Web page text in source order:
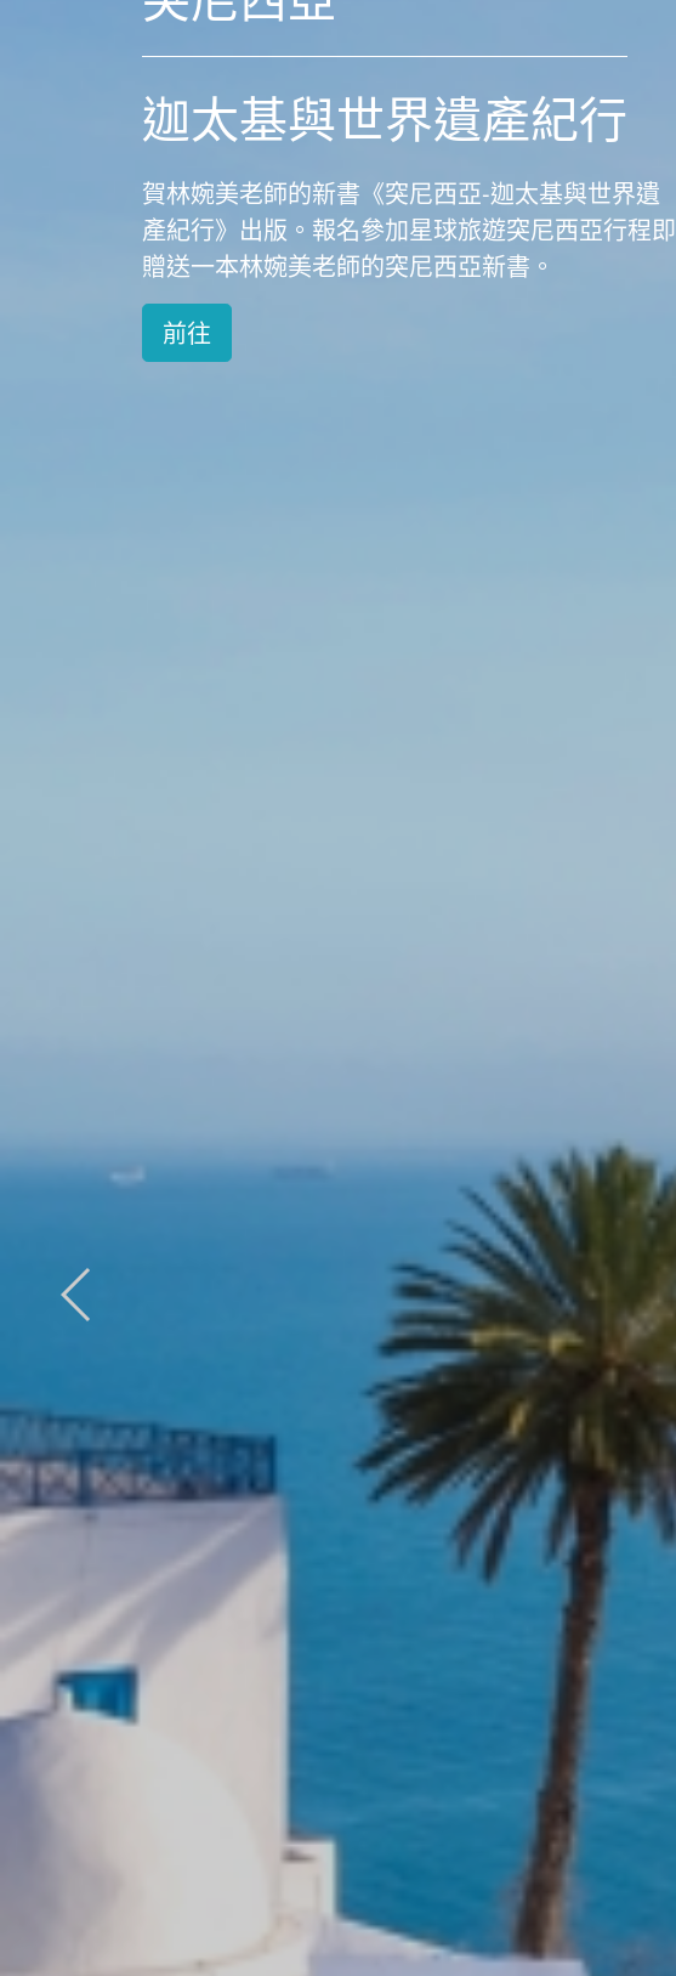
前往
前往
前往
前往
迦太基與世界遺產紀行
賀林婉美老師的新書《突尼西亞-迦太基與世界遺
產紀行》出版。報名參加星球旅遊突尼西亞行程即
贈送一本林婉美老師的突尼西亞新書。
前往